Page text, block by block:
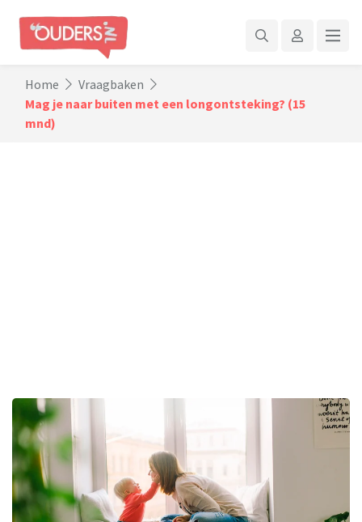
Home
Vraagbaken
Mag je naar buiten met een longontsteking? (15
mnd)